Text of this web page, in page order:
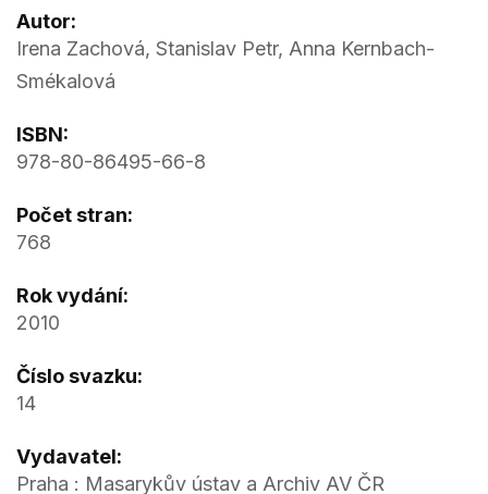
Autor:
Irena Zachová, Stanislav Petr, Anna Kernbach-
Smékalová
ISBN:
978-80-86495-66-8
Počet stran:
768
Rok vydání:
2010
Číslo svazku:
14
Vydavatel:
Praha : Masarykův ústav a Archiv AV ČR